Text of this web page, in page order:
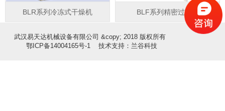
BLR系列冷冻式干燥机 BLF系列精密过滤器
武汉易天达机械设备有限公司 &copy; 2018 版权所有
鄂ICP备14004165号-1 技术支持：兰谷科技